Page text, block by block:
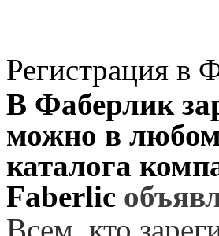
Регистрация
В Фаберлик
можно в
каталога
Faberlic